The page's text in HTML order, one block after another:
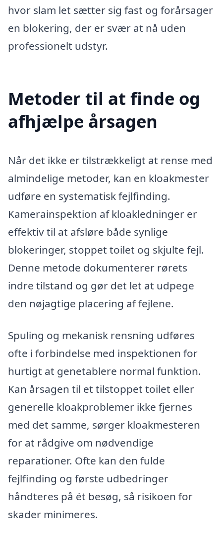
hvor slam let sætter sig fast og forårsager
en blokering, der er svær at nå uden
professionelt udstyr.
Metoder til at finde og
afhjælpe årsagen
Når det ikke er tilstrækkeligt at rense med
almindelige metoder, kan en kloakmester
udføre en systematisk fejlfinding.
Kamerainspektion af kloakledninger er
effektiv til at afsløre både synlige
blokeringer, stoppet toilet og skjulte fejl.
Denne metode dokumenterer rørets
indre tilstand og gør det let at udpege
den nøjagtige placering af fejlene.
Spuling og mekanisk rensning udføres
ofte i forbindelse med inspektionen for
hurtigt at genetablere normal funktion.
Kan årsagen til et tilstoppet toilet eller
generelle kloakproblemer ikke fjernes
med det samme, sørger kloakmesteren
for at rådgive om nødvendige
reparationer. Ofte kan den fulde
fejlfinding og første udbedringer
håndteres på ét besøg, så risikoen for
skader minimeres.